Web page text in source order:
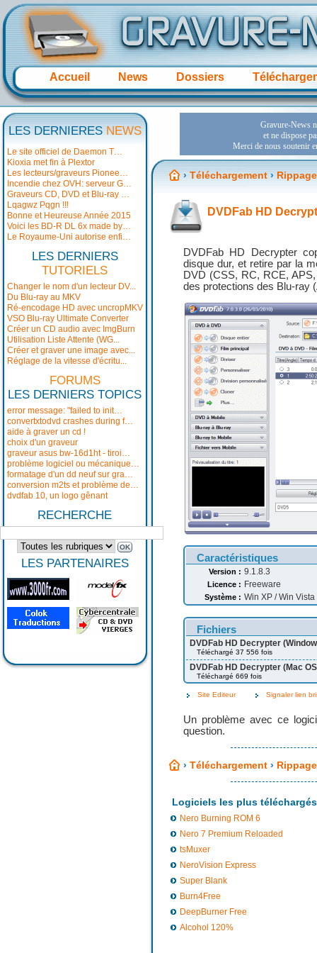
Accueil News Dossiers
LES DERNIERESNEWS
Le site officiel de Daemon T…
Kioxia met fin à Plextor
Les lecteurs/graveurs Pionee…
Incendie chez OVH: serveur G…
Graveurs CD, DVD et Blu-ray …
Lqagwz Pqgn !!!
Bonne et Heureuse Année 2015
Voici les BD-R DL 6x made by…
Le Royaume-Uni autorise enfi…
LES DERNIERS
TUTORIELS
Changer le nom d'un lecteur DV...
Du Blu-ray au MKV
Ré-encodage HD avec uncropMKV
VSO Blu-ray Ultimate Converter
Créer un CD audio avec ImgBurn
Utilisation Liste Attente (WG...
Créer et graver une image avec...
Réglage de la vitesse d'écritu...
FORUMS
LES DERNIERS TOPICS
error message: "failed to init…
convertxtodvd crashes during f…
aide à graver un cd !
choix d'un graveur
graveur asus bw-16d1ht - tiroi…
problème logiciel ou mécanique…
formatage d'un dd neuf sur gra…
conversion m2ts et problème de…
dvdfab 10, un logo gênant
RECHERCHE
LES PARTENAIRES
› Téléchargement ›
DVDFab HD
DVDFab HD Decrypter
disque dur, et retire par la
DVD (CSS, RC, RCE,
des protections des Blu-ray
Caractéristiques
Version : 9.1.8.3
Licence : Freeware
Système : Win XP / Win
Fichiers
DVDFab HD Decrypter
Téléchargé 37 556 fois
DVDFab HD Decrypter (Mac
Téléchargé 669 fois
Site Editeur Signaler lien
Un problème avec ce
question.
› Téléchargement ›
Logiciels les plus téléchargés
Nero Burning ROM 6
Nero 7 Premium Reloaded
tsMuxer
NeroVision Express
Super Blank
Burn4Free
DeepBurner Free
Alcohol 120%